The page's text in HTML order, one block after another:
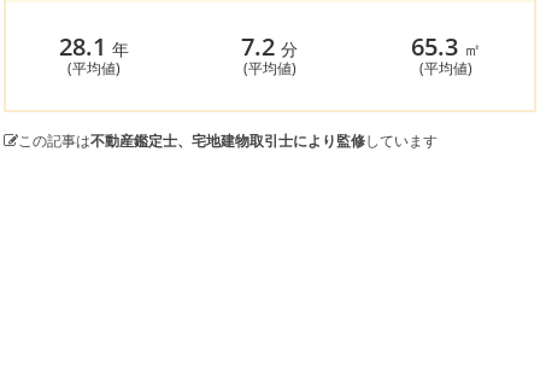
28.1 年
(平均値)
7.2分
(平均値)
65.3 ㎡
(平均値)
この記事は不動産鑑定士、宅地建物取引士により監修しています